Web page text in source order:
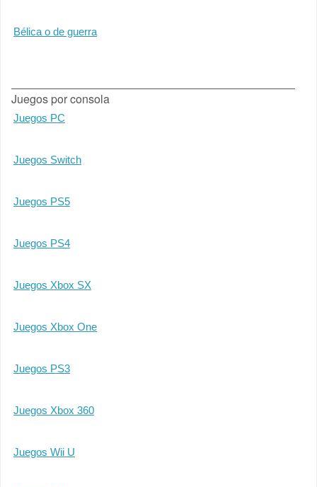
Bélica o de guerra
Juegos por consola
Juegos PC
Juegos Switch
Juegos PS5
Juegos PS4
Juegos Xbox SX
Juegos Xbox One
Juegos PS3
Juegos Xbox 360
Juegos Wii U